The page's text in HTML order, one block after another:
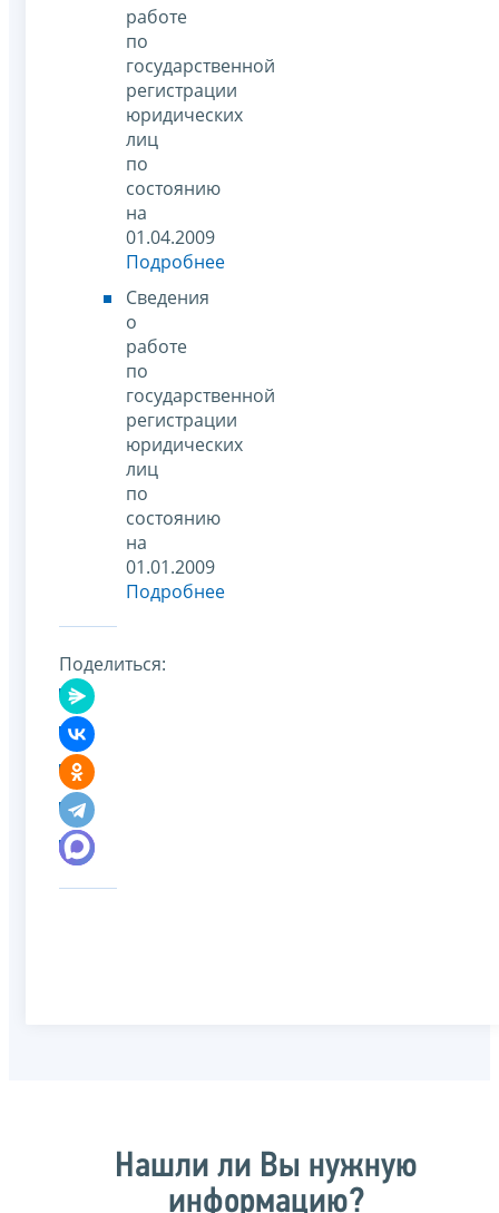
работе
по
государственной
регистрации
юридических
лиц
по
состоянию
на
01.04.2009
Подробнее
Сведения
о
работе
по
государственной
регистрации
юридических
лиц
по
состоянию
на
01.01.2009
Подробнее
Поделиться:
Нашли ли Вы нужную
информацию?